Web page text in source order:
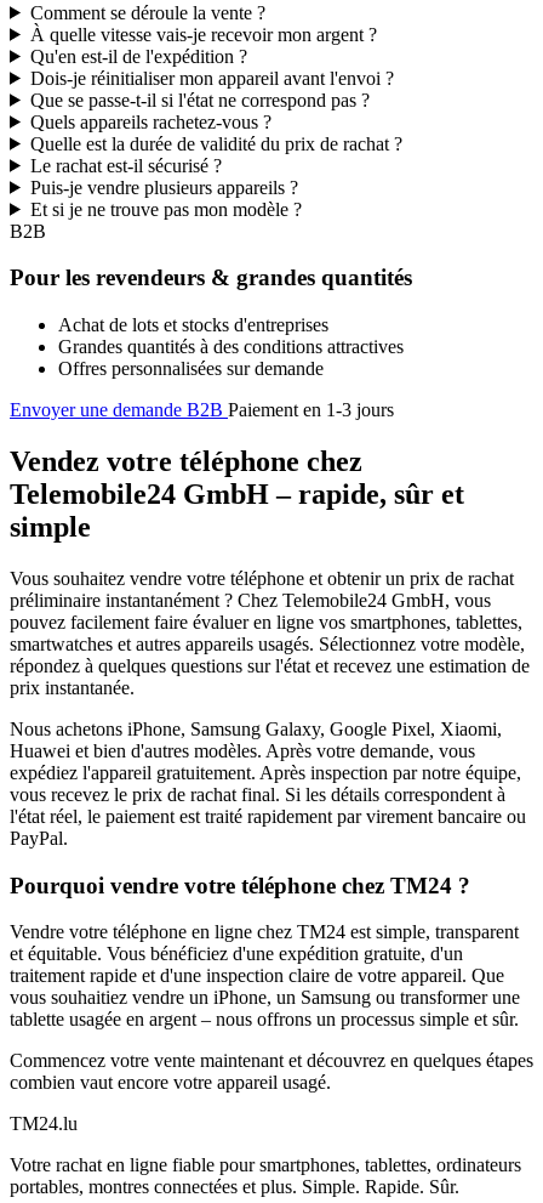
Comment se déroule la vente ?
À quelle vitesse vais-je recevoir mon argent ?
Qu'en est-il de l'expédition ?
Dois-je réinitialiser mon appareil avant l'envoi ?
Que se passe-t-il si l'état ne correspond pas ?
Quels appareils rachetez-vous ?
Quelle est la durée de validité du prix de rachat ?
Le rachat est-il sécurisé ?
Puis-je vendre plusieurs appareils ?
Et si je ne trouve pas mon modèle ?
B2B
Pour les revendeurs & grandes quantités
Achat de lots et stocks d'entreprises
Grandes quantités à des conditions attractives
Offres personnalisées sur demande
Envoyer une demande B2B Paiement en 1-3 jours
Vendez votre téléphone chez
Telemobile24 GmbH – rapide, sûr et
simple
Vous souhaitez vendre votre téléphone et obtenir un prix de rachat
préliminaire instantanément ? Chez Telemobile24 GmbH, vous
pouvez facilement faire évaluer en ligne vos smartphones, tablettes,
smartwatches et autres appareils usagés. Sélectionnez votre modèle,
répondez à quelques questions sur l'état et recevez une estimation de
prix instantanée.
Nous achetons iPhone, Samsung Galaxy, Google Pixel, Xiaomi,
Huawei et bien d'autres modèles. Après votre demande, vous
expédiez l'appareil gratuitement. Après inspection par notre équipe,
vous recevez le prix de rachat final. Si les détails correspondent à
l'état réel, le paiement est traité rapidement par virement bancaire ou
PayPal.
Pourquoi vendre votre téléphone chez TM24 ?
Vendre votre téléphone en ligne chez TM24 est simple, transparent
et équitable. Vous bénéficiez d'une expédition gratuite, d'un
traitement rapide et d'une inspection claire de votre appareil. Que
vous souhaitiez vendre un iPhone, un Samsung ou transformer une
tablette usagée en argent – nous offrons un processus simple et sûr.
Commencez votre vente maintenant et découvrez en quelques étapes
combien vaut encore votre appareil usagé.
TM24.lu
Votre rachat en ligne fiable pour smartphones, tablettes, ordinateurs
portables, montres connectées et plus. Simple. Rapide. Sûr.